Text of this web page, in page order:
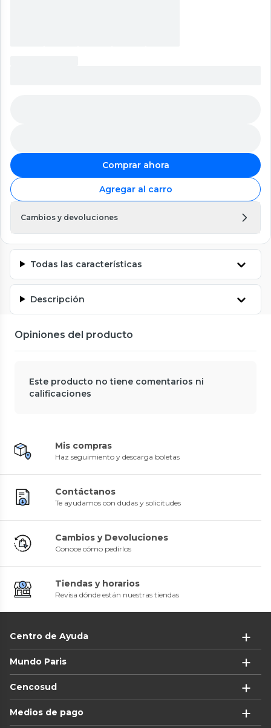
Comprar ahora
Agregar al carro
Cambios y devoluciones
Todas las características
Descripción
Opiniones del producto
Este producto no tiene comentarios ni
calificaciones
Mis compras
Haz seguimiento y descarga boletas
Contáctanos
Te ayudamos con dudas y solicitudes
Cambios y Devoluciones
Conoce cómo pedirlos
Tiendas y horarios
Revisa dónde están nuestras tiendas
Centro de Ayuda
Mundo Paris
Cencosud
Medios de pago